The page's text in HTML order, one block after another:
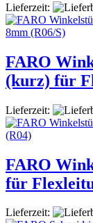
Lieferzeit:
FARO
(kurz) für
Lieferzeit:
FARO
für
Lieferzeit: